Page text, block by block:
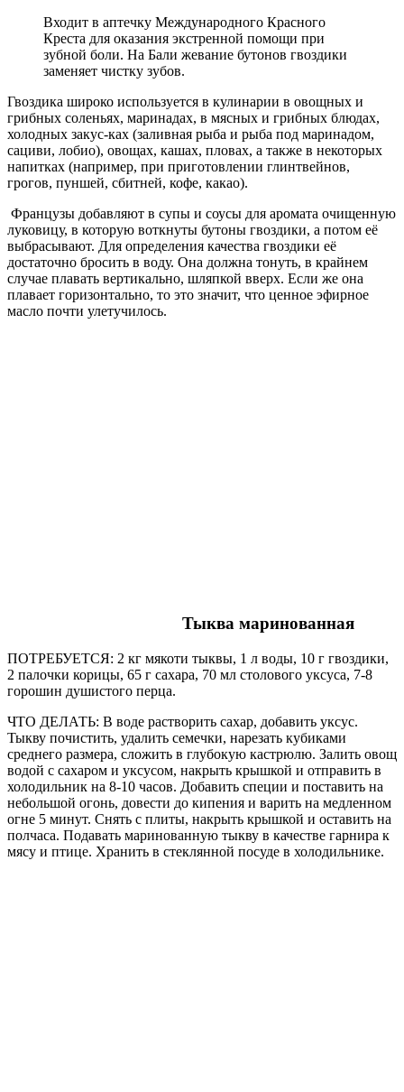
Входит в аптечку Международного Красного
Креста для оказания экстренной помощи при
зубной боли. На Бали жевание бутонов гвоздики
заменяет чистку зубов.
Гвоздика широко используется в кулинарии в овощных и
грибных соленьях, маринадах, в мясных и грибных блюдах,
холодных закус-ках (заливная рыба и рыба под маринадом,
сациви, лобио), овощах, кашах, пловах, а также в некоторых
напитках (например, при приготовлении глинтвейнов,
грогов, пуншей, сбитней, кофе, какао).
Французы добавляют в супы и соусы для аромата очищенную
луковицу, в которую воткнуты бутоны гвоздики, а потом её
выбрасывают. Для определения качества гвоздики её
достаточно бросить в воду. Она должна тонуть, в крайнем
случае плавать вертикально, шляпкой вверх. Если же она
плавает горизонтально, то это значит, что ценное эфирное
масло почти улетучилось.
Тыква маринованная
ПОТРЕБУЕТСЯ: 2 кг мякоти тыквы, 1 л воды, 10 г гвоздики,
2 палочки корицы, 65 г сахара, 70 мл столового уксуса, 7-8
горошин душистого перца.
ЧТО ДЕЛАТЬ: В воде растворить сахар, добавить уксус.
Тыкву почистить, удалить семечки, нарезать кубиками
среднего размера, сложить в глубокую кастрюлю. Залить овощ
водой с сахаром и уксусом, накрыть крышкой и отправить в
холодильник на 8-10 часов. Добавить специи и поставить на
небольшой огонь, довести до кипения и варить на медленном
огне 5 минут. Снять с плиты, накрыть крышкой и оставить на
полчаса. Подавать маринованную тыкву в качестве гарнира к
мясу и птице. Хранить в стеклянной посуде в холодильнике.